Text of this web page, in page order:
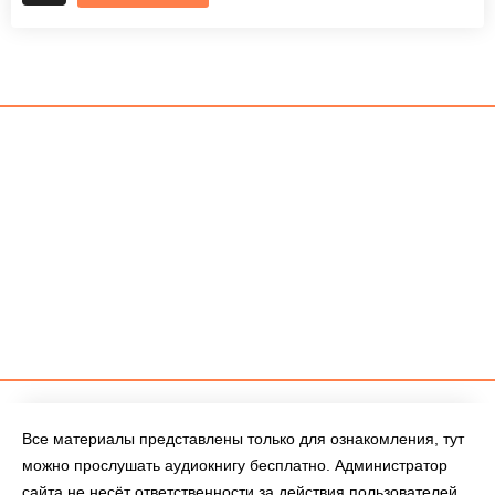
Все материалы представлены только для ознакомления, тут
можно прослушать аудиокнигу бесплатно. Администратор